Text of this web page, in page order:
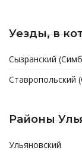
Уезды, в
Сызранский
Ставропольский
Районы
Ульяновский